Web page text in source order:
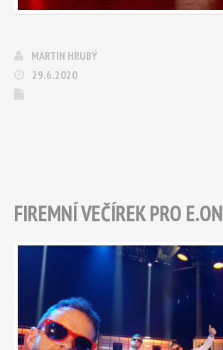
MARTIN HRUBÝ
29.6.2020
FIREMNÍ VEČÍREK PRO E.ON